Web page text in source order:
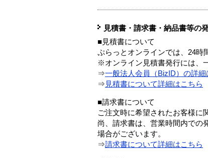
見積書・請求書・納品書等の
■見積書について
ぷらっとオンラインでは、24時
※オンライン見積書発行には、
⇒一般法人会員（BizID）の詳細
⇒ 見積書について詳細はこちら
■請求書について
ご注文時に希望されたお客様に
尚、請求書は、営業時間内での
場合がございます。
⇒請求書について詳細はこちら